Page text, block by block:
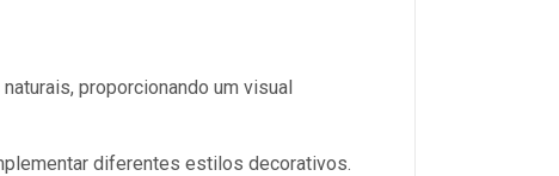
proporcionando um visual
diferentes estilos decorativos.